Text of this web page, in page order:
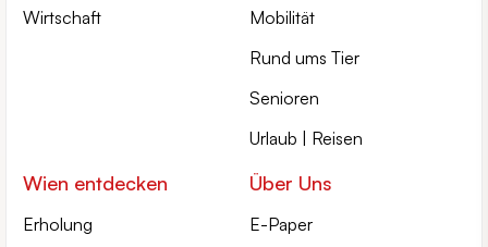
Wirtschaft
Mobilität
Rund ums Tier
Senioren
Urlaub | Reisen
Wien entdecken
Erholung
Über Uns
E-Paper